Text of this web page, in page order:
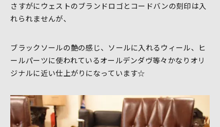
さすがにウェストのブランドロゴとコードバンの刻印は入
れられませんが、
ブラックソールの艶の感じ、ソールに入れるウィール、ヒ
ールパーツに使われているオールデンダヴ等々かなりオリ
ジナルに近い仕上がりになっています☆